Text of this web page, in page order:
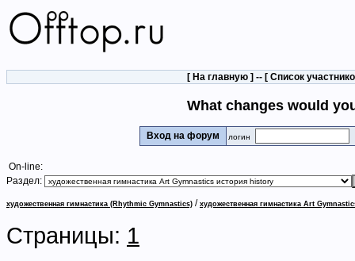
[ На главную ] -- [ Список
What changes would
Вход на форум логин
On-line:
Раздел:
художественная гимнастика (Rhythmic Gymnastics) / художественная гимнастика Art
Страницы: 1